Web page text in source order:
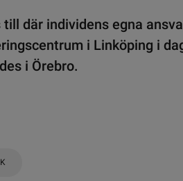
där individens egna
i Linköping i
i Örebro.